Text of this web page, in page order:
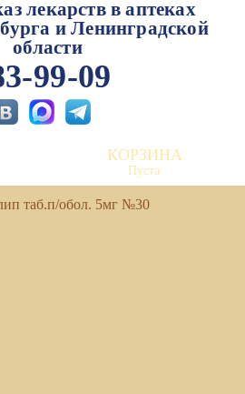
лекарств в аптеках
и Ленинградской
области
99-09
КОРЗИНА
Пуста
таб.п/обол. 5мг №30